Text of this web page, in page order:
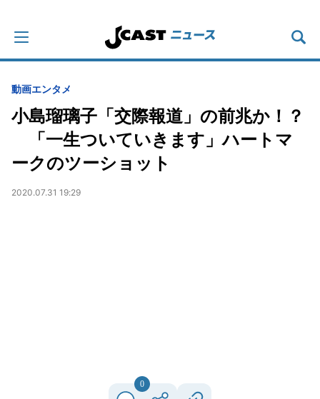
動画エンタメ
小島瑠璃子「交際報道」の前兆か！？
「一生ついていきます」ハートマ
ークのツーショット
2020.07.31 19:29
0